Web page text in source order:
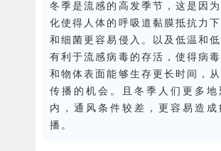
冬季是流感的高发季节，这是因
化使得人体的呼吸道黏膜抵抗力
和细菌更容易侵入。以及低温和
有利于流感病毒的存活，使得病
和物体表面能够生存更长时间，
传播的机会。且冬季人们更多地
内，通风条件较差，更容易造成
播。